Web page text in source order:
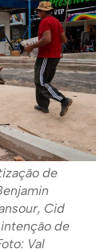
de
Cid
de
Val